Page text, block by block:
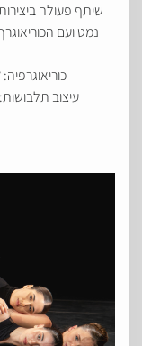
שיתף פעולה
נמט ועם
כוריאוגרפיה:
עיצוב